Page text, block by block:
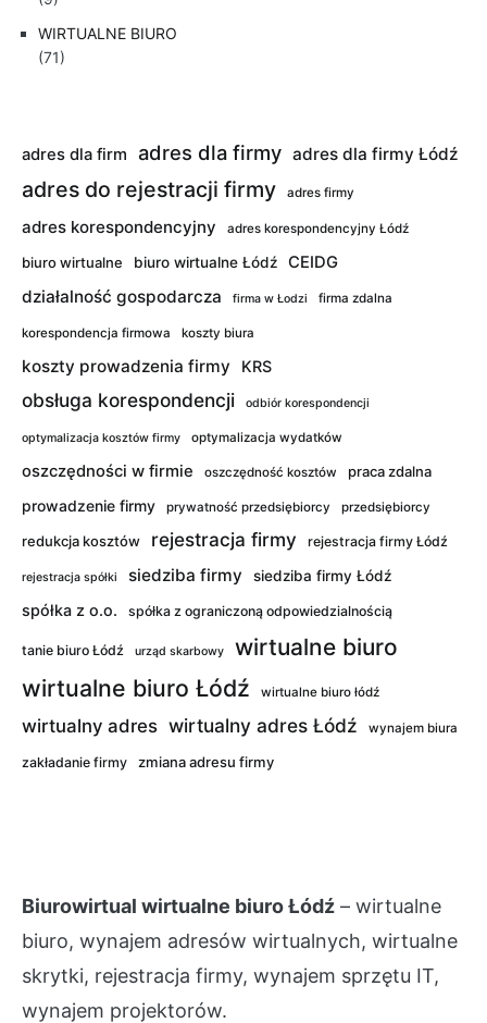
WIRTUALNE BIURO
(71)
adres dla firm adres dla firmy adres dla firmy Łódź
adres do rejestracji firmy adres firmy
adres korespondencyjny adres korespondencyjny Łódź
biuro wirtualne biuro wirtualne Łódź CEIDG
działalność gospodarcza firma w Łodzi firma zdalna
korespondencja firmowa koszty biura
koszty prowadzenia firmy KRS
obsługa korespondencji odbiór korespondencji
optymalizacja kosztów firmy optymalizacja wydatków
oszczędności w firmie oszczędność kosztów praca zdalna
prowadzenie firmy prywatność przedsiębiorcy przedsiębiorcy
redukcja kosztów rejestracja firmy rejestracja firmy Łódź
rejestracja spółki siedziba firmy siedziba firmy Łódź
spółka z o.o. spółka z ograniczoną odpowiedzialnością
tanie biuro Łódź urząd skarbowy wirtualne biuro
wirtualne biuro Łódź wirtualne biuro łódź
wirtualny adres wirtualny adres Łódź wynajem biura
zakładanie firmy zmiana adresu firmy
Biurowirtual wirtualne biuro Łódź – wirtualne
biuro, wynajem adresów wirtualnych, wirtualne
skrytki, rejestracja firmy, wynajem sprzętu IT,
wynajem projektorów.